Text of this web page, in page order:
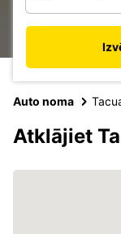
Auto noma
Atklājiet